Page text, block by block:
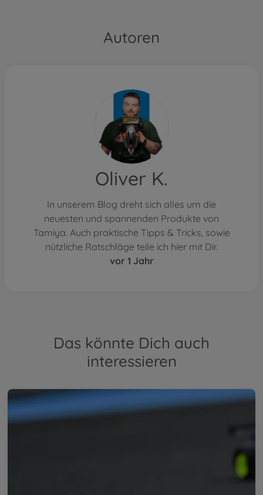
Autoren
Oliver K.
In unserem Blog dreht sich alles um die
neuesten und spannenden Produkte von
Tamiya. Auch praktische Tipps & Tricks, sowie
nützliche Ratschläge teile ich hier mit Dir.
vor 1 Jahr
Das könnte Dich auch
interessieren